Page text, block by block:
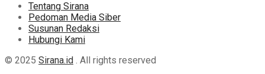
Tentang Sirana
Pedoman Media Siber
Susunan Redaksi
Hubungi Kami
© 2025 Sirana.id . All rights reserved